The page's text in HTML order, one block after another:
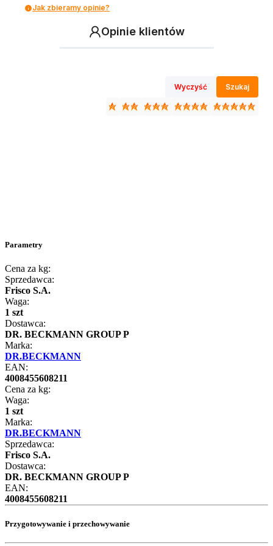
Jak zbieramy opinie?
Opinie klientów
Wyczyść Szukaj
Parametry
Cena za kg:
Sprzedawca:
Frisco S.A.
Waga:
1 szt
Dostawca:
DR. BECKMANN GROUP P
Marka:
DR.BECKMANN
EAN:
4008455608211
Cena za kg:
Waga:
1 szt
Marka:
DR.BECKMANN
Sprzedawca:
Frisco S.A.
Dostawca:
DR. BECKMANN GROUP P
EAN:
4008455608211
Przygotowywanie i przechowywanie